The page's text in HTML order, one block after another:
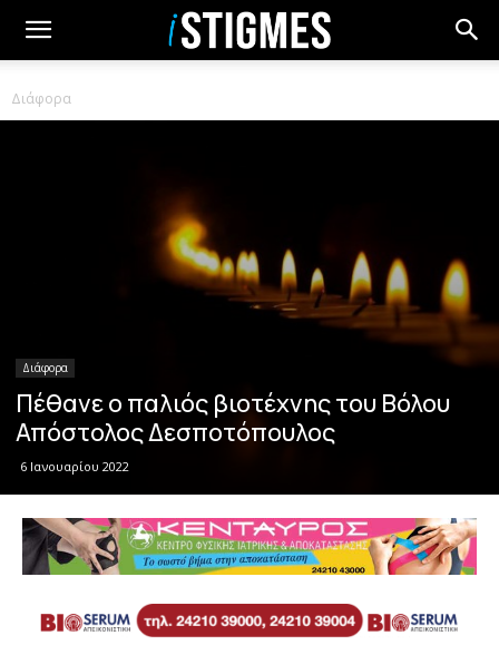
Διάφορα
Διάφορα
Πέθανε ο παλιός βιοτέχνης του Βόλου
Απόστολος Δεσποτόπουλος
6 Ιανουαρίου 2022